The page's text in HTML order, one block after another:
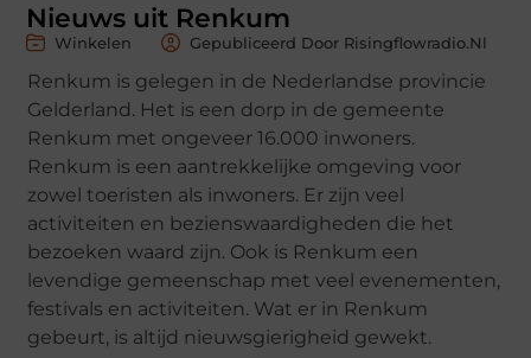
Nieuws uit Renkum
Winkelen Gepubliceerd Door Risingflowradio.nl
Renkum is gelegen in de Nederlandse provincie
Gelderland. Het is een dorp in de gemeente
Renkum met ongeveer 16.000 inwoners.
Renkum is een aantrekkelijke omgeving voor
zowel toeristen als inwoners. Er zijn veel
activiteiten en bezienswaardigheden die het
bezoeken waard zijn. Ook is Renkum een
levendige gemeenschap met veel evenementen,
festivals en activiteiten. Wat er in Renkum
gebeurt, is altijd nieuwsgierigheid gewekt.